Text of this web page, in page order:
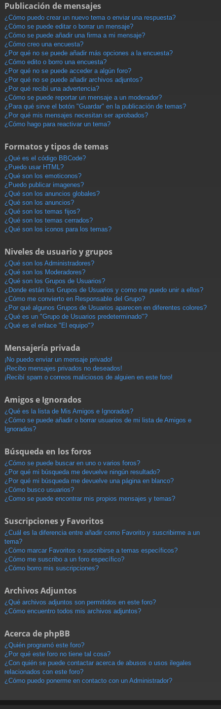
Publicación de mensajes
¿Cómo puedo crear un nuevo tema o enviar una respuesta?
¿Cómo se puede editar o borrar un mensaje?
¿Cómo se puede añadir una firma a mi mensaje?
¿Cómo creo una encuesta?
¿Por qué no se puede añadir más opciones a la encuesta?
¿Cómo edito o borro una encuesta?
¿Por qué no se puede acceder a algún foro?
¿Por qué no se puede añadir archivos adjuntos?
¿Por qué recibí una advertencia?
¿Cómo se puede reportar un mensaje a un moderador?
¿Para qué sirve el botón "Guardar" en la publicación de temas?
¿Por qué mis mensajes necesitan ser aprobados?
¿Cómo hago para reactivar un tema?
Formatos y tipos de temas
¿Qué es el código BBCode?
¿Puedo usar HTML?
¿Qué son los emoticonos?
¿Puedo publicar imagenes?
¿Qué son los anuncios globales?
¿Qué son los anuncios?
¿Qué son los temas fijos?
¿Qué son los temas cerrados?
¿Qué son los iconos para los temas?
Niveles de usuario y grupos
¿Qué son los Administradores?
¿Qué son los Moderadores?
¿Qué son los Grupos de Usuarios?
¿Donde están los Grupos de Usuarios y como me puedo unir a ellos?
¿Cómo me convierto en Responsable del Grupo?
¿Por qué algunos Grupos de Usuarios aparecen en diferentes colores?
¿Qué es un "Grupo de Usuarios predeterminado"?
¿Qué es el enlace "El equipo"?
Mensajería privada
¡No puedo enviar un mensaje privado!
¡Recibo mensajes privados no deseados!
¡Recibí spam o correos maliciosos de alguien en este foro!
Amigos e Ignorados
¿Qué es la lista de Mis Amigos e Ignorados?
¿Cómo se puede añadir o borrar usuarios de mi lista de Amigos e
Ignorados?
Búsqueda en los foros
¿Cómo se puede buscar en uno o varios foros?
¿Por qué mi búsqueda me devuelve ningún resultado?
¿Por qué mi búsqueda me devuelve una página en blanco?
¿Cómo busco usuarios?
¿Como se puede encontrar mis propios mensajes y temas?
Suscripciones y Favoritos
¿Cuál es la diferencia entre añadir como Favorito y suscribirme a un
tema?
¿Cómo marcar Favoritos o suscribirse a temas específicos?
¿Cómo me suscribo a un foro específico?
¿Cómo borro mis suscripciones?
Archivos Adjuntos
¿Qué archivos adjuntos son permitidos en este foro?
¿Cómo encuentro todos mis archivos adjuntos?
Acerca de phpBB
¿Quién programó este foro?
¿Por qué este foro no tiene tal cosa?
¿Con quién se puede contactar acerca de abusos o usos ilegales
relacionados con este foro?
¿Cómo puedo ponerme en contacto con un Administrador?